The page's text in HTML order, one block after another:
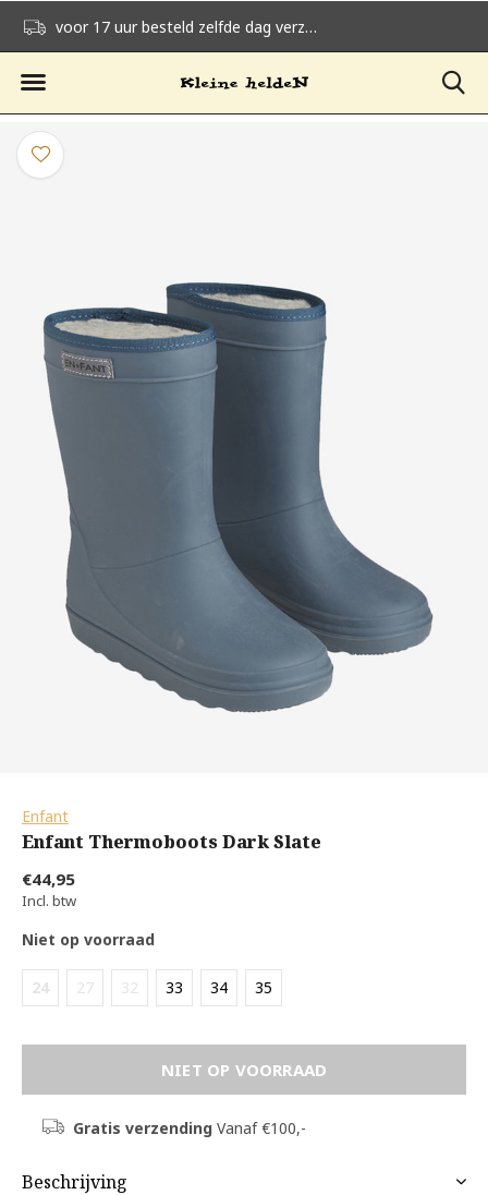
voor 17 uur besteld zelfde dag verzonden
Enfant
Enfant Thermoboots Dark Slate
€44,95
Incl. btw
Niet op voorraad
24 27 32 33 34 35
NIET OP VOORRAAD
Gratis verzendingVanaf €100,-
Beschrijving